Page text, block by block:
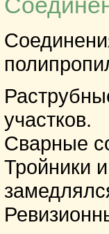
участков.
Сварные
Тройники